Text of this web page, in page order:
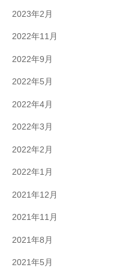
2023年2月
2022年11月
2022年9月
2022年5月
2022年4月
2022年3月
2022年2月
2022年1月
2021年12月
2021年11月
2021年8月
2021年5月